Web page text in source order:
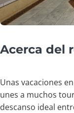
Acerca del
Unas vacaciones
unes a muchos
descanso ideal